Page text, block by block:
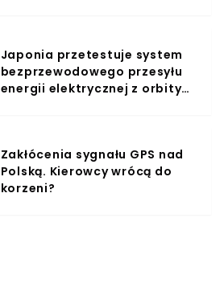
Japonia przetestuje system
bezprzewodowego przesyłu
energii elektrycznej z orbity
Zakłócenia sygnału GPS nad
Polską. Kierowcy wrócą do
korzeni?